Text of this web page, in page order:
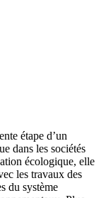
étape d’un
dans les sociétés
écologique, elle
les travaux des
du système